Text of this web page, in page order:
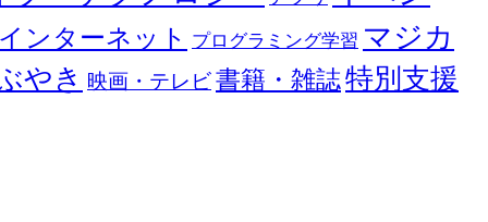
ンターネット プログラミング学習 マジカ
やき 映画・テレビ書籍・雑誌特別支援